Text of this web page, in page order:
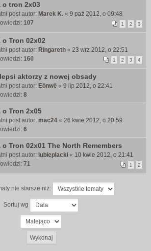
o tron 2x03
post autor: Marek K. « 9 paź 2012, o 09:48
107 1 2 3
o Tron 02x02
post autor: Ringareth « 23 wrz 2012, o 22:51
160 1 2 3 4
aktorzy z nowej obsady
post autor: Eönwë « 9 lip 2012, o 22:41
8
o Tron 2x05
post autor: mac24 « 26 kwie 2012, o 20:59
6
o Tron 02x01 The North Remembers
post autor: lubieplacki « 10 kwie 2012, o 21:41
71 1 2
nie starsze niż:
Sortuj wg